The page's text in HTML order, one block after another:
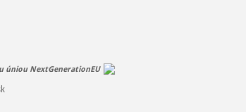
úniou NextGenerationEU